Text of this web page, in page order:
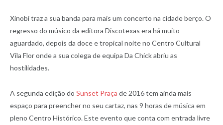
Xinobi traz a sua banda para mais um concerto na cidade berço. O
regresso do músico da editora Discotexas era há muito
aguardado, depois da doce e tropical noite no Centro Cultural
Vila Flor onde a sua colega de equipa Da Chick abriu as
hostilidades.
A segunda edição do Sunset Praça de 2016 tem ainda mais
espaço para preencher no seu cartaz, nas 9 horas de música em
pleno Centro Histórico. Este evento que conta com entrada livre